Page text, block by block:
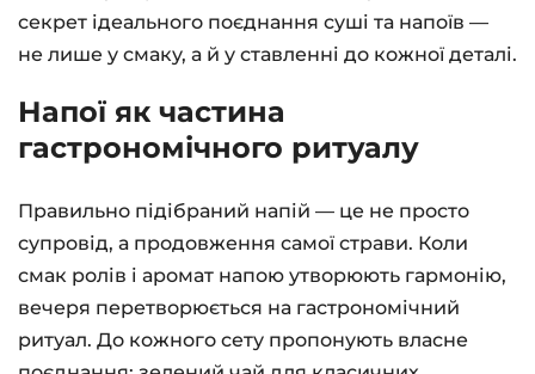
секрет ідеального поєднання суші та напоїв —
не лише у смаку, а й у ставленні до кожної деталі.
Напої як частина
гастрономічного ритуалу
Правильно підібраний напій — це не просто
супровід, а продовження самої страви. Коли
смак ролів і аромат напою утворюють гармонію,
вечеря перетворюється на гастрономічний
ритуал. До кожного сету пропонують власне